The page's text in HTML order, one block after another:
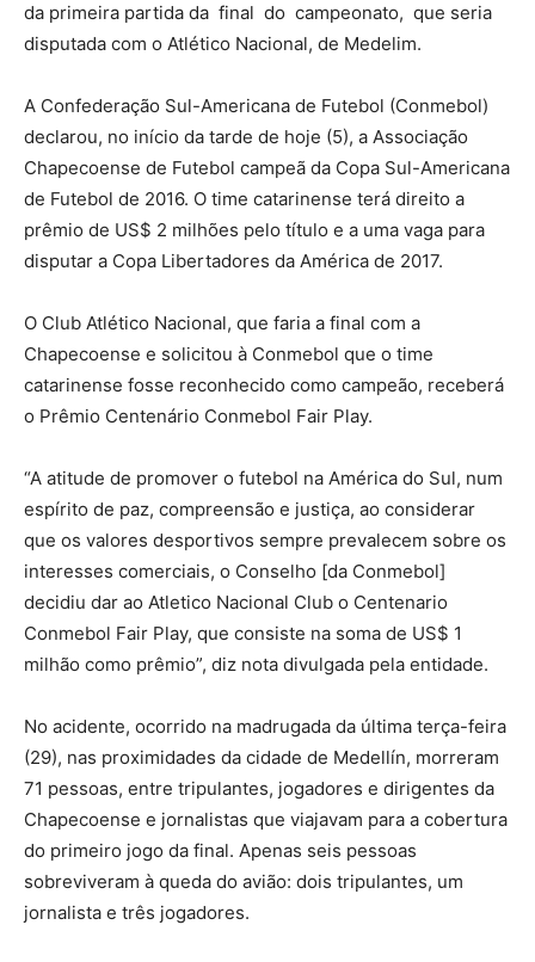
da primeira partida da final do campeonato, que seria
disputada com o Atlético Nacional, de Medelim.
A Confederação Sul-Americana de Futebol (Conmebol)
declarou, no início da tarde de hoje (5), a Associação
Chapecoense de Futebol campeã da Copa Sul-Americana
de Futebol de 2016. O time catarinense terá direito a
prêmio de US$ 2 milhões pelo título e a uma vaga para
disputar a Copa Libertadores da América de 2017.
O Club Atlético Nacional, que faria a final com a
Chapecoense e solicitou à Conmebol que o time
catarinense fosse reconhecido como campeão, receberá
o Prêmio Centenário Conmebol Fair Play.
“A atitude de promover o futebol na América do Sul, num
espírito de paz, compreensão e justiça, ao considerar
que os valores desportivos sempre prevalecem sobre os
interesses comerciais, o Conselho [da Conmebol]
decidiu dar ao Atletico Nacional Club o Centenario
Conmebol Fair Play, que consiste na soma de US$ 1
milhão como prêmio”, diz nota divulgada pela entidade.
No acidente, ocorrido na madrugada da última terça-feira
(29), nas proximidades da cidade de Medellín, morreram
71 pessoas, entre tripulantes, jogadores e dirigentes da
Chapecoense e jornalistas que viajavam para a cobertura
do primeiro jogo da final. Apenas seis pessoas
sobreviveram à queda do avião: dois tripulantes, um
jornalista e três jogadores.